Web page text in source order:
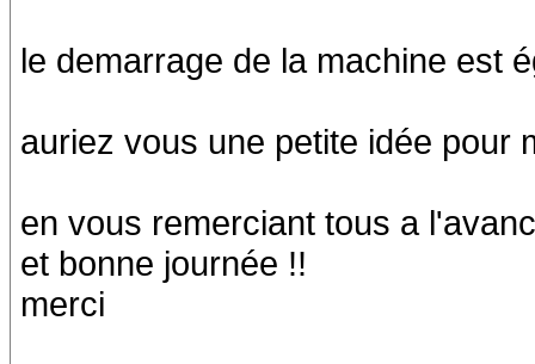
le demarrage de la machine est
auriez vous une petite idée pour
en vous remerciant tous a
et bonne journée !!
merci